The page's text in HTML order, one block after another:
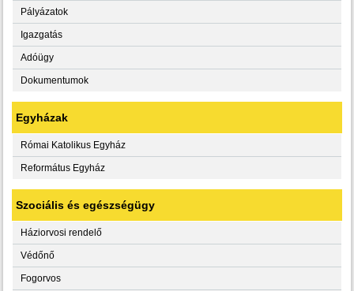
Pályázatok
Igazgatás
Adóügy
Dokumentumok
Egyházak
Római Katolikus Egyház
Református Egyház
Szociális és egészségügy
Háziorvosi rendelő
Védőnő
Fogorvos